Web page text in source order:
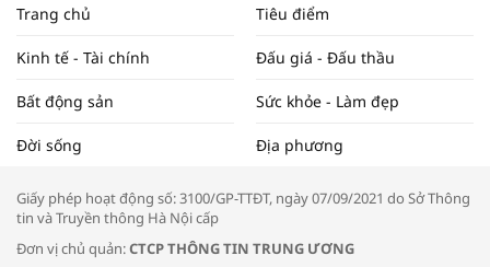
ĐẬP THỊ TRƯỜNG #62
Tọa đàm “Xúc tiến thương mại: Khơi
Trang chủ Tiêu điểm
Kinh tế - Tài chính Đấu giá - Đấu thầu
Bất động sản Sức khỏe - Làm đẹp
Đời sống Địa phương
Giấy phép hoạt động số: 3100/GP-TTĐT, ngày 07/09/2021 do Sở Thông
tin và Truyền thông Hà Nội cấp
Đơn vị chủ quản:CTCP THÔNG TIN TRUNG ƯƠNG